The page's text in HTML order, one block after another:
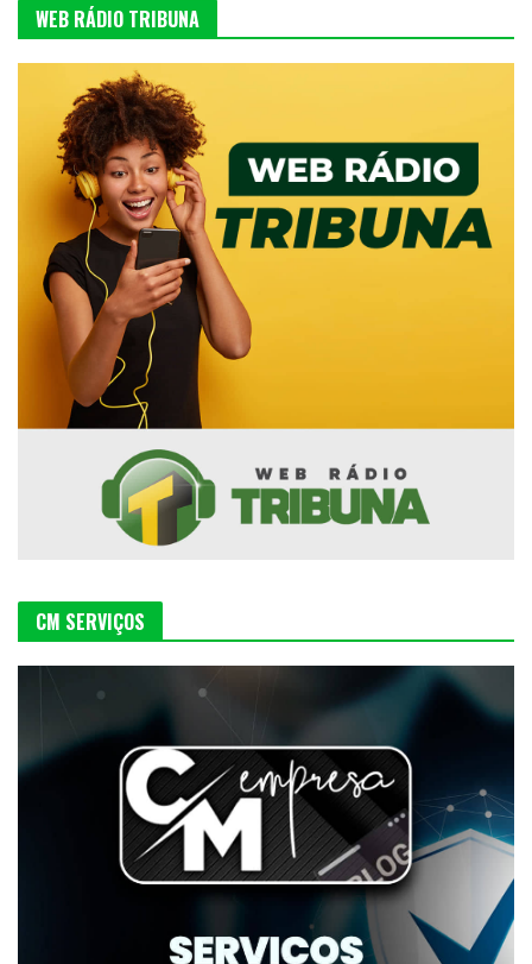
WEB RÁDIO TRIBUNA
CM SERVIÇOS